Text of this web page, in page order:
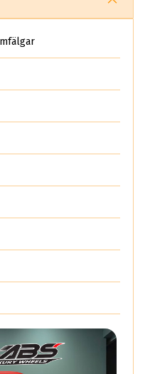
sjukt!? Första gången vi
ABS Wheels chockade.
miljoner aluminiumhjul